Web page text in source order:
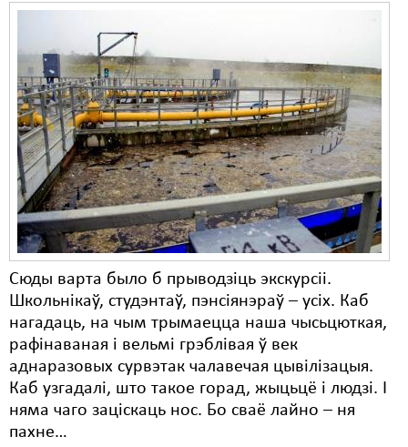
Сюды варта было б прыводзіць экскурсіі.
Школьнікаў, студэнтаў, пэнсіянэраў – усіх. Каб
нагадаць, на чым трымаецца наша чысьцюткая,
рафінаваная і вельмі грэблівая ў век
аднаразовых сурвэтак чалавечая цывілізацыя.
Каб узгадалі, што такое горад, жыцьцё і людзі. І
няма чаго заціскаць нос. Бо сваё лайно – ня
пахне…